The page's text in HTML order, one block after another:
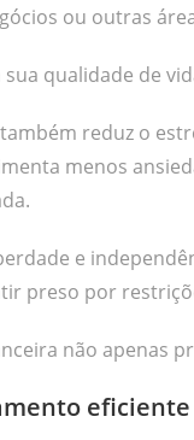
ou outras
qualidade de
reduz o
menos
e
preso por
não apenas
eficiente